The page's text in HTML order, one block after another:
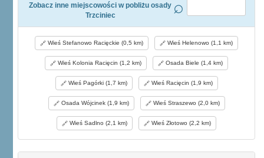
Zobacz inne miejscowości w pobliżu osady
Trzciniec
Wieś Stefanowo Racięckie (0,5 km) Wieś Helenowo (1,1 km)
Wieś Kolonia Racięcin (1,2 km) Osada Biele (1,4 km)
Wieś Pagórki (1,7 km) Wieś Racięcin (1,9 km)
Osada Wójcinek (1,9 km) Wieś Straszewo (2,0 km)
Wieś Sadlno (2,1 km) Wieś Złotowo (2,2 km)